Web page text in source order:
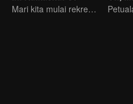
Mari kita mulai rekreasi makanan dengan koki baru!